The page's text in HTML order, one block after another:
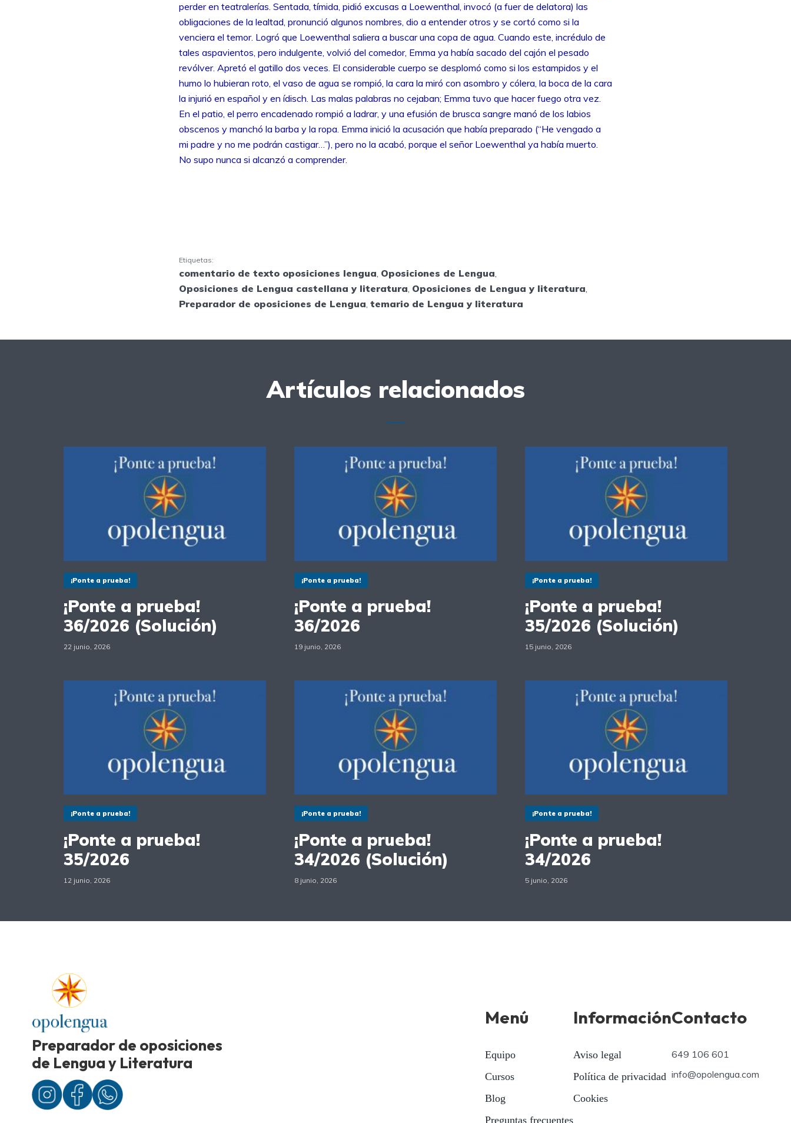
perder en teatralerías. Sentada, tímida, pidió excusas a Loewenthal, invocó (a fuer de delatora) las
obligaciones de la lealtad, pronunció algunos nombres, dio a entender otros y se cortó como si la
venciera el temor. Logró que Loewenthal saliera a buscar una copa de agua. Cuando este, incrédulo de
tales aspavientos, pero indulgente, volvió del comedor, Emma ya había sacado del cajón el pesado
revólver. Apretó el gatillo dos veces. El considerable cuerpo se desplomó como si los estampidos y el
humo lo hubieran roto, el vaso de agua se rompió, la cara la miró con asombro y cólera, la boca de la cara
la injurió en español y en ídisch. Las malas palabras no cejaban; Emma tuvo que hacer fuego otra vez.
En el patio, el perro encadenado rompió a ladrar, y una efusión de brusca sangre manó de los labios
obscenos y manchó la barba y la ropa. Emma inició la acusación que había preparado (“He vengado a
mi padre y no me podrán castigar…”), pero no la acabó, porque el señor Loewenthal ya había muerto.
No supo nunca si alcanzó a comprender.
Etiquetas:
comentario de texto oposiciones lengua, Oposiciones de Lengua,
Oposiciones de Lengua castellana y literatura, Oposiciones de Lengua y literatura,
Preparador de oposiciones de Lengua, temario de Lengua y literatura
Artículos relacionados
¡Ponte a prueba!
¡Ponte a prueba!
36/2026 (Solución)
22 junio, 2026
¡Ponte a prueba!
¡Ponte a prueba!
36/2026
19 junio, 2026
¡Ponte a prueba!
¡Ponte a prueba!
35/2026 (Solución)
15 junio, 2026
¡Ponte a prueba!
¡Ponte a prueba!
35/2026
12 junio, 2026
¡Ponte a prueba!
¡Ponte a prueba!
34/2026 (Solución)
8 junio, 2026
¡Ponte a prueba!
¡Ponte a prueba!
34/2026
5 junio, 2026
Preparador de oposiciones
de Lengua y Literatura
Menú
Equipo
Cursos
Blog
Preguntas frecuentes
Información
Aviso legal
Política de privacidad
Cookies
Contacto
649 106 601
info@opolengua.com